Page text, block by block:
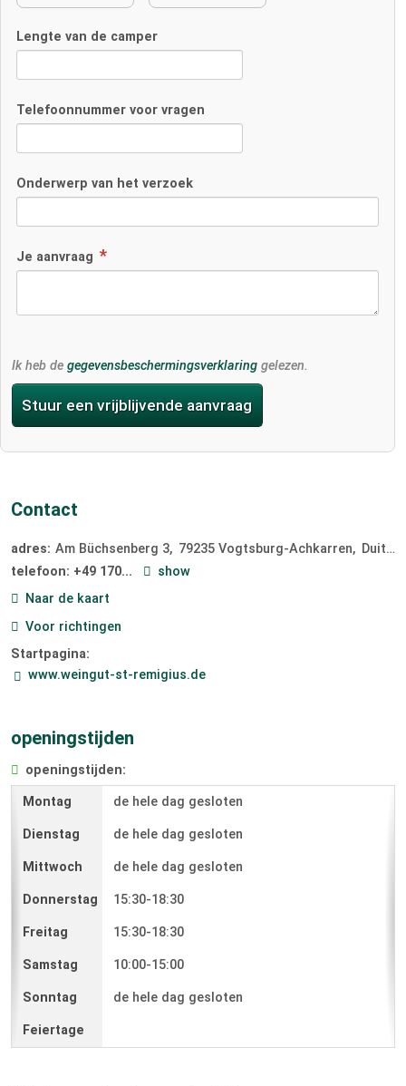
Lengte van de camper
Telefoonnummer voor vragen
Onderwerp van het verzoek
Je aanvraag
Ik heb de gegevensbeschermingsverklaring gelezen.
Stuur een vrijblijvende aanvraag
Contact
adres: Am Büchsenberg 3 79235 Vogtsburg-Achkarren
Duitsland
telefoon: +49 170...
show
Naar de kaart
Voor richtingen
Startpagina:
www.weingut-st-remigius.de
openingstijden
openingstijden:
de hele dag gesloten
de hele dag gesloten
de hele dag gesloten
15:30-18:30
15:30-18:30
10:00-15:00
de hele dag gesloten